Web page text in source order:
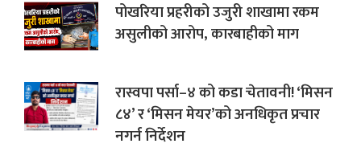
पोखरिया प्रहरीको उजुरी शाखामा रकम
असुलीको आरोप, कारबाहीको माग
रास्वपा पर्सा–४ को कडा चेतावनी! ‘मिसन
८४’ र ‘मिसन मेयर’को अनधिकृत प्रचार
नगर्न निर्देशन